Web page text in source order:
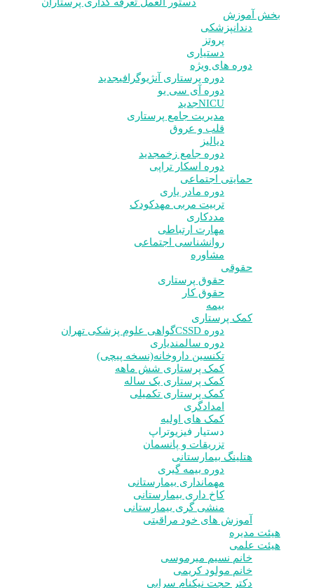
بخش آموزش
دندانپزشکی
پروتز
دستیاری
دوره های ویژه
دوره پرستاری آنژیوگرافیجدید
دوره آی سی یو
NICUجدید
مدیریت جامع پرستاری
قلب و عروق
دیالیز
دوره جامع زخمجدید
دوره اسکار تراپی
حمایتی اجتماعی
دوره مادر یاری
تربیت مربی مهدکودک
مددکاری
مهارت ارتباطی
روانشناسی اجتماعی
مشاوره
حقوقی
حقوق پرستاری
حقوق کار
بیمه
کمک پرستاری
دوره CSSD
گواهی علوم پزشکی تهران
دوره سالمندیاری
تکنسین داروخانه(نسخه پیچی)
کمک پرستاری شش ماهه
کمک پرستاری یک ساله
کمک پرستاری تکمیلی
امدادگری
کمک های اولیه
دستیار فیزیوتراپ
تزریقات و پانسمان
هتلینگ بیمارستانی
دوره بیمه گیری
مهمانداری بیمارستانی
کاخ داری بیمارستانی
منشی گری بیمارستانی
آموزش های خود مراقبتی
هیئت مدیره
هیئت علمی
خانم نسیم میرموسی
خانم مولود کریمی
دکتر حجت نیکنام سرابی